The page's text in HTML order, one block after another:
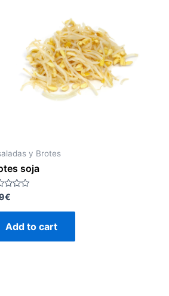
y Brotes
soja
€
Add to cart